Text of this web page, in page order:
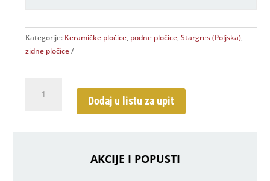
Kategorije: Keramičke pločice, podne pločice,Stargres (Poljska),
zidne pločice
Dodaj u listu za upit
AKCIJE I POPUSTI